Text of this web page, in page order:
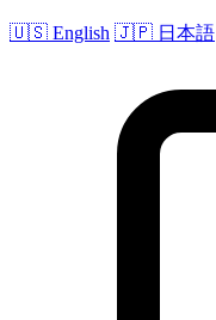
🇺🇸 English 🇯🇵 日本語